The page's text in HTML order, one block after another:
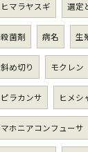
ヒマラヤスギ 選定
殺菌剤 病名 生
斜め切り モクレン
ピラカンサ ヒメシ
マホニアコンフューサ